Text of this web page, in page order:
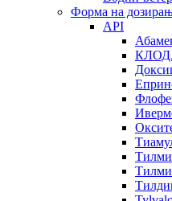
Форма на
API